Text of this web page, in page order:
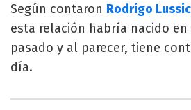
Según contaron Rodrigo
esta relación habría nacido
pasado y al parecer, tiene
día.